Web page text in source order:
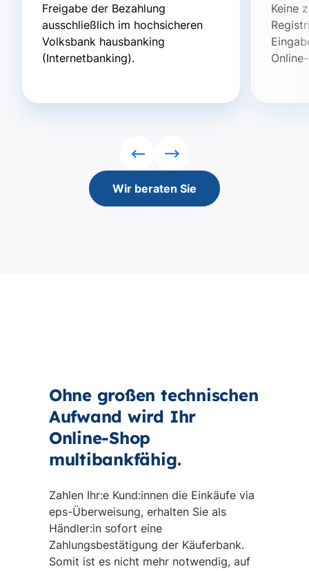
Freigabe der Bezahlung
ausschließlich im hochsicheren
Volksbank hausbanking
(Internetbanking).
Keine
RückwärtsVorwärts
Wir beraten Sie
Ohne großen technischen
Aufwand wird Ihr
Online-Shop
multibankfähig.
Zahlen Ihr:e Kund:innen die Einkäufe via
eps-Überweisung, erhalten Sie als
Händler:in sofort eine
Zahlungsbestätigung der Käuferbank.
Somit ist es nicht mehr notwendig, auf